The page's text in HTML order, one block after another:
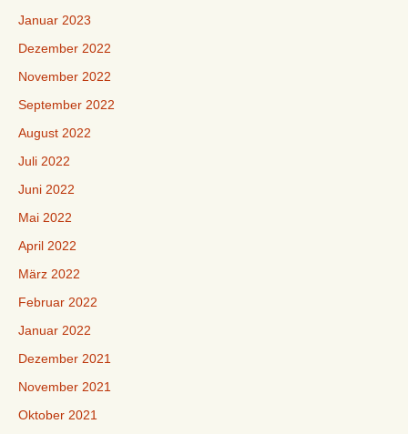
Januar 2023
Dezember 2022
November 2022
September 2022
August 2022
Juli 2022
Juni 2022
Mai 2022
April 2022
März 2022
Februar 2022
Januar 2022
Dezember 2021
November 2021
Oktober 2021